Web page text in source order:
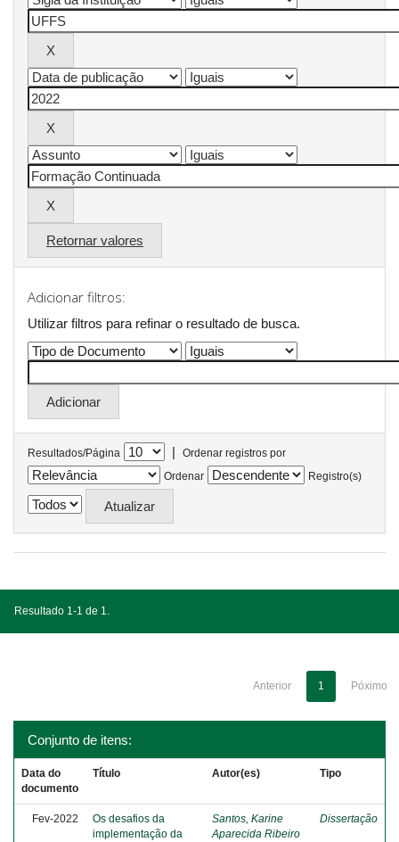
Retornar valores
Adicionar filtros:
Utilizar filtros para refinar o resultado de busca.
Resultados/Página |
Ordenar registros por
Ordenar
Registro(s)
Resultado 1-1 de 1.
Anterior 1 Póximo
Conjunto de itens:
Data do
documento
Título Autor(es) Tipo
Fev-2022
Os desafios da
implementação da
Santos, Karine
Aparecida Ribeiro
Dissertação